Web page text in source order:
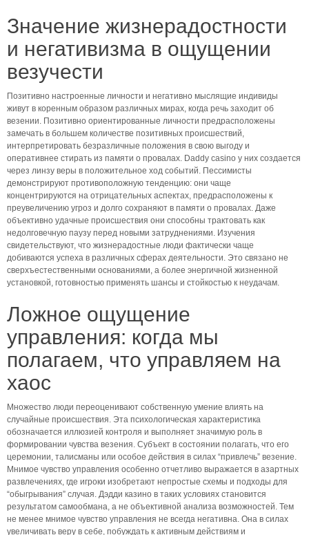
Значение жизнерадостности
и негативизма в ощущении
везучести
Позитивно настроенные личности и негативно мыслящие индивиды
живут в коренным образом различных мирах, когда речь заходит об
везении. Позитивно ориентированные личности предрасположены
замечать в большем количестве позитивных происшествий,
интерпретировать безразличные положения в свою выгоду и
оперативнее стирать из памяти о провалах. Daddy casino у них создается
через линзу веры в положительное ход событий. Пессимисты
демонстрируют противоположную тенденцию: они чаще
концентрируются на отрицательных аспектах, предрасположены к
преувеличению угроз и долго сохраняют в памяти о провалах. Даже
объективно удачные происшествия они способны трактовать как
недолговечную паузу перед новыми затруднениями. Изучения
свидетельствуют, что жизнерадостные люди фактически чаще
добиваются успеха в различных сферах деятельности. Это связано не
сверхъестественными основаниями, а более энергичной жизненной
установкой, готовностью применять шансы и стойкостью к неудачам.
Ложное ощущение
управления: когда мы
полагаем, что управляем на
хаос
Множество люди переоценивают собственную умение влиять на
случайные происшествия. Эта психологическая характеристика
обозначается иллюзией контроля и выполняет значимую роль в
формировании чувства везения. Субъект в состоянии полагать, что его
церемонии, талисманы или особое действия в силах “привлечь” везение.
Мнимое чувство управления особенно отчетливо выражается в азартных
развлечениях, где игроки изобретают непростые схемы и подходы для
“обыгрывания” случая. Дэдди казино в таких условиях становится
результатом самообмана, а не объективной анализа возможностей. Тем
не менее мнимое чувство управления не всегда негативна. Она в силах
увеличивать веру в себе, побуждать к активным действиям и